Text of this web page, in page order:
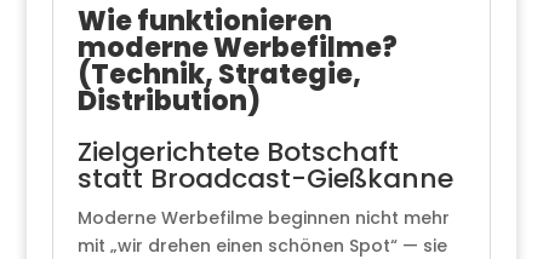
Wie funktionieren
moderne Werbefilme?
(Technik, Strategie,
Distribution)
Zielgerichtete Botschaft
statt Broadcast-Gießkanne
Moderne Werbefilme beginnen nicht mehr
mit „wir drehen einen schönen Spot“ — sie